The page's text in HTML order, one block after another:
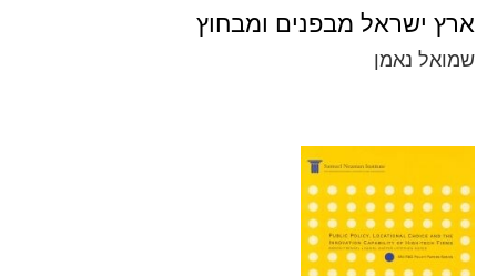
ארץ ישראל מבפנים ומבחוץ
שמואל נאמן